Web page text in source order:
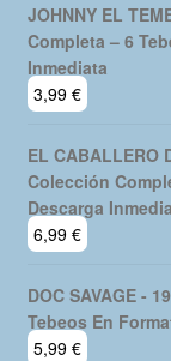
JOHNNY EL
Completa – 6
Inmediata
3,99 €
EL CABALLERO
Colección
Descarga
6,99 €
DOC SAVAGE -
Tebeos En
5,99 €